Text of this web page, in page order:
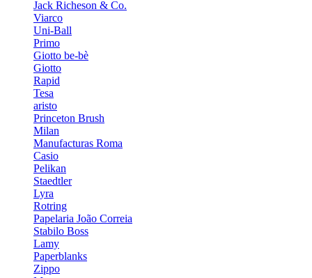
Jack Richeson & Co.
Viarco
Uni-Ball
Primo
Giotto be-bè
Giotto
Rapid
Tesa
aristo
Princeton Brush
Milan
Manufacturas Roma
Casio
Pelikan
Staedtler
Lyra
Rotring
Papelaria João Correia
Stabilo Boss
Lamy
Paperblanks
Zippo